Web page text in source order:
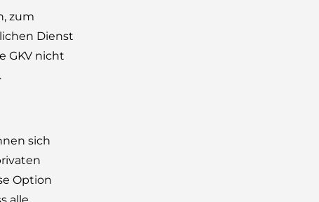
zum
Dienst
GKV nicht
sich
Option
alle